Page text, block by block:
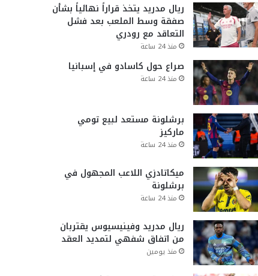
ريال مدريد يتخذ قراراً نهائياً بشأن
صفقة وسط الملعب بعد فشل
التعاقد مع رودري
منذ 24 ساعة
صراع حول كاسادو في إسبانيا
منذ 24 ساعة
برشلونة مستعد لبيع تومي
ماركيز
منذ 24 ساعة
ميكاتادزي اللاعب المجهول في
برشلونة
منذ 24 ساعة
ريال مدريد وفينيسيوس يقتربان
من اتفاق شفهي لتمديد العقد
منذ يومين